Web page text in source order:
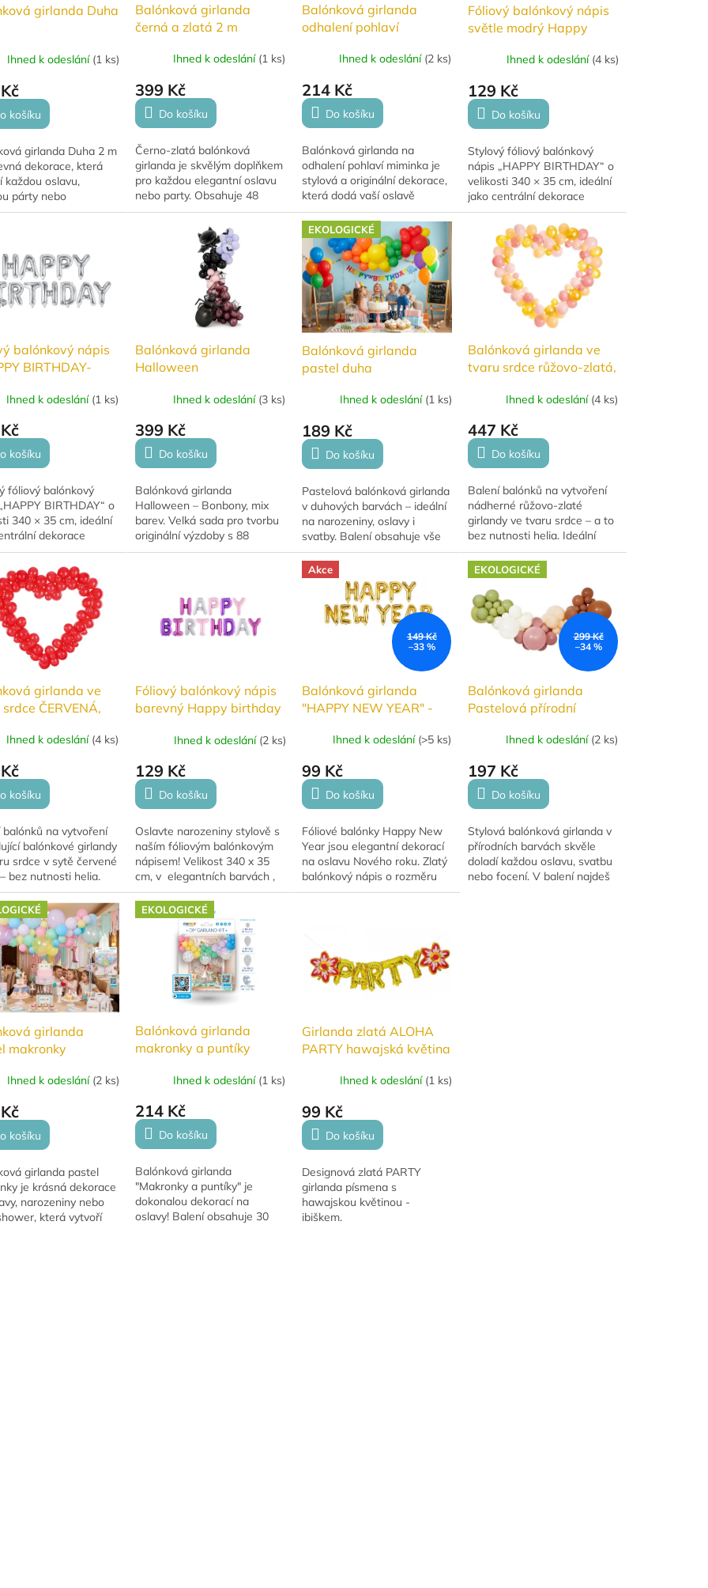
girlanda Duha
Ihned k odeslání (1 ks)
košíku
girlanda Duha 2 m
dekorace, která
každou oslavu,
párty nebo
událost. Po
Balónková girlanda
černá a zlatá 2 m
Ihned k odeslání (1 ks)
399 Kč
Do košíku
Černo-zlatá balónková
girlanda je skvělým doplňkem
pro každou elegantní oslavu
nebo party. Obsahuje 48
černých a 12 zlatých balónků,
které lze libovolně
kombinovat a sestavit...
Balónková girlanda
odhalení pohlaví
Ihned k odeslání (2 ks)
214 Kč
Do košíku
Balónková girlanda na
odhalení pohlaví miminka je
stylová a originální dekorace,
která dodá vaší oslavě
nezapomenutelnou
atmosféru. Tato kompletní
DIY sada s balónky je
ideální...
Fóliový balónkový nápis
světle modrý Happy
Ihned k odeslání (4 ks)
129 Kč
Do košíku
Stylový fóliový balónkový
nápis „HAPPY BIRTHDAY“ o
velikosti 340 × 35 cm, ideální
jako centrální dekorace
narozeninové oslavy. Vyroben
z kvalitní fólie s krásným
leskem,...
balónkový nápis
BIRTHDAY-
Ihned k odeslání (1 ks)
košíku
fóliový balónkový
BIRTHDAY“ o
340 × 35 cm, ideální
dekorace
oslavy.
z kvalitní fólie s
leskem,...
Balónková girlanda
Halloween
Ihned k odeslání (3 ks)
399 Kč
Do košíku
Balónková girlanda
Halloween – Bonbony, mix
barev. Velká sada pro tvorbu
originální výzdoby s 88
balónky, fóliovými doplňky a
EKOLOGICKÉ
Balónková girlanda
pastel duha
Ihned k odeslání (1 ks)
189 Kč
Do košíku
Pastelová balónková girlanda
v duhových barvách – ideální
na narozeniny, oslavy i
svatby. Balení obsahuje vše
pro snadnou výrobu girlandy
o délce cca 2 metry.
Balónková girlanda ve
tvaru srdce růžovo-zlatá,
Ihned k odeslání (4 ks)
447 Kč
Do košíku
Balení balónků na vytvoření
nádherné růžovo-zlaté
girlandy ve tvaru srdce – a to
bez nutnosti helia. Ideální
jako dekorace na svatbu,
baby shower, narozeniny
nebo romantické...
girlanda ve
ČERVENÁ,
Ihned k odeslání (4 ks)
košíku
balónků na vytvoření
balónkové girlandy
srdce v sytě červené
bez nutnosti helia.
dekorace na
svatbu nebo
Fóliový balónkový nápis
barevný Happy birthday
Ihned k odeslání (2 ks)
129 Kč
Do košíku
Oslavte narozeniny stylově s
naším fóliovým balónkovým
nápisem! Velikost 340 x 35
cm, v elegantních barvách ,
ideální dekorace pro každou
narozeninovou párty.
Akce
149 Kč
–33 %
Balónková girlanda
"HAPPY NEW YEAR" -
Ihned k odeslání (>5 ks)
99 Kč
Do košíku
Fóliové balónky Happy New
Year jsou elegantní dekorací
na oslavu Nového roku. Zlatý
balónkový nápis o rozměru
cca 370 × 35 cm je složený z
EKOLOGICKÉ
299 Kč
–34 %
Balónková girlanda
Pastelová přírodní
Ihned k odeslání (2 ks)
197 Kč
Do košíku
Stylová balónková girlanda v
přírodních barvách skvěle
doladí každou oslavu, svatbu
nebo focení. V balení najdeš
girlanda
makronky
Ihned k odeslání (2 ks)
košíku
girlanda pastel
je krásná dekorace
narozeniny nebo
která vytvoří
EKOLOGICKÉ
Balónková girlanda
makronky a puntíky
Ihned k odeslání (1 ks)
214 Kč
Do košíku
Balónková girlanda
"Makronky a puntíky" je
dokonalou dekorací na
oslavy! Balení obsahuje 30
Girlanda zlatá ALOHA
PARTY hawajská květina
Ihned k odeslání (1 ks)
99 Kč
Do košíku
Designová zlatá PARTY
girlanda písmena s
hawajskou květinou -
ibiškem.